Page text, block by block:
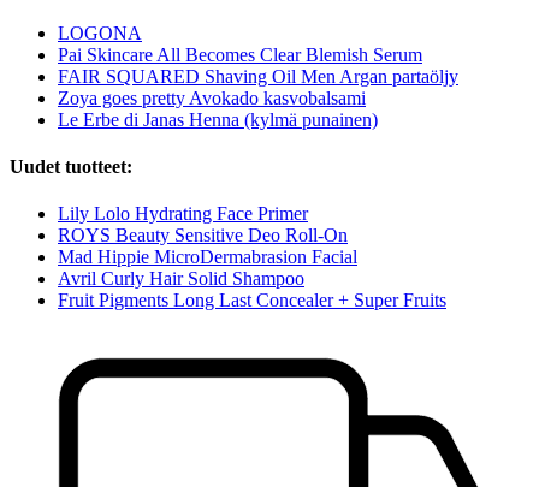
LOGONA
Pai Skincare All Becomes Clear Blemish Serum
FAIR SQUARED Shaving Oil Men Argan partaöljy
Zoya goes pretty Avokado kasvobalsami
Le Erbe di Janas Henna (kylmä punainen)
Uudet tuotteet:
Lily Lolo Hydrating Face Primer
ROYS Beauty Sensitive Deo Roll-On
Mad Hippie MicroDermabrasion Facial
Avril Curly Hair Solid Shampoo
Fruit Pigments Long Last Concealer + Super Fruits